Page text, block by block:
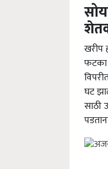
खरीप
फटका
घट
साठी